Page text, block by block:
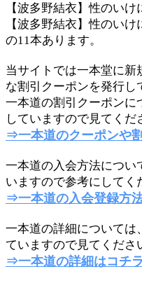
【波多野結衣】性のい
【波多野結衣】性のいけ
の11本あります。
当サイトでは一本堂に
な割引クーポンを発行し
一本道の割引クーポンに
していますので見てくだ
⇒一本道のクーポンや
一本道の入会方法につい
いますので参考にしてく
⇒一本道の入会登録方
一本道の詳細については
ていますので見てくださ
⇒一本道の詳細はコチラ